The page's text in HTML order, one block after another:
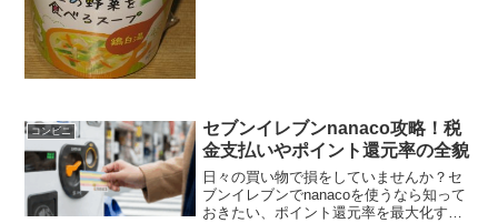
コンビニ
セブンイレブンnanaco攻略！税
金支払いやポイント還元率の全貌
日々の買い物で損をしていませんか？セ
ブンイレブンでnanacoを使うなら知って
おきたい、ポイント還元率を最大化する